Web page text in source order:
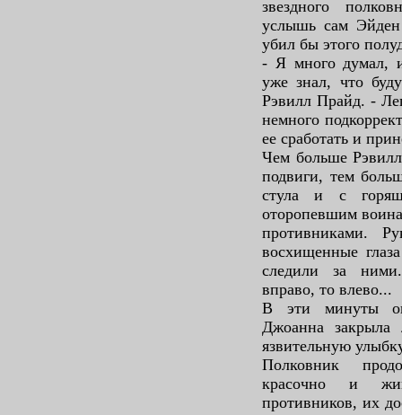
звездного
услышь сам Эйден
убил бы этого
- Я много думал,
уже знал, что
Рэвилл Прайд. -
немного
ее сработать и
Чем больше
подвиги, тем
стула и с
оторопевшим
противниками.
восхищенные
следили за
вправо, то влево...
В эти минуты
Джоанна
язвительную
Полковник
красочно и
противников, их